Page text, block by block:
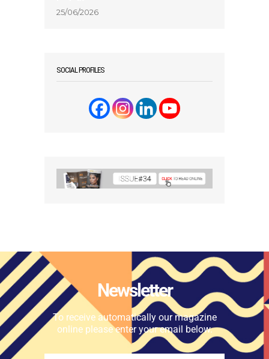
25/06/2026
SOCIAL PROFILES
Newsletter
To receive automatically our magazine
online please enter your email below.